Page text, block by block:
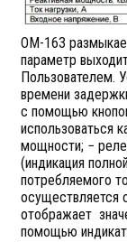
ОМ-163
параметр
Пользователем.
времени
с помощью
использоваться
мощности; −
(индикация
потребляемого
осуществляется
отображает
помощью